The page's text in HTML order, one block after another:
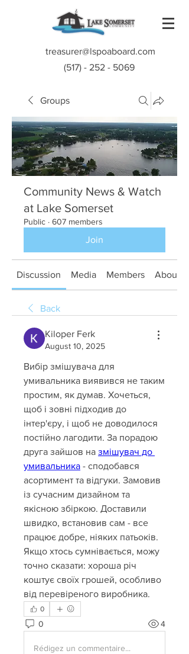
treasurer@lspoaboard.com
(517) - 252 - 5069
Groups
Community News & Watch
at Lake Somerset
Public · 607 members
Join
Discussion Media Members About
Back
Kiloper Ferk
August 10, 2025
Вибір змішувача для
умивальника виявився не таким
простим, як думав. Хочеться,
щоб і зовні підходив до
інтер'єру, і щоб не доводилося
постійно лагодити. За порадою
друга зайшов на змішувач до
умивальника - сподобався
асортимент та відгуки. Замовив
із сучасним дизайном та
якісною збіркою. Доставили
швидко, встановив сам - все
працює добре, ніяких патьоків.
Якщо хтось сумнівається, можу
точно сказати: хороша річ
коштує своїх грошей, особливо
від перевіреного виробника.
0
0 4
Rédigez un commentaire...